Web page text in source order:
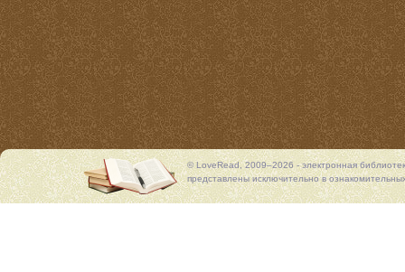
© LoveRead, 2009–2026 - электронная
представлены исключительно в